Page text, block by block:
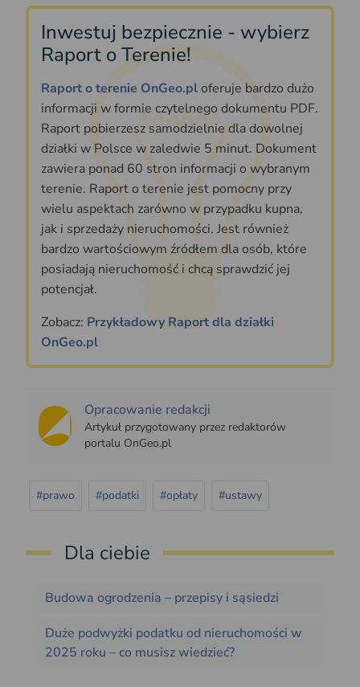
Inwestuj bezpiecznie - wybierz
Raport o Terenie!
Raport o terenie OnGeo.ploferuje bardzo dużo
informacji w formie czytelnego dokumentu PDF.
Raport pobierzesz samodzielnie dla dowolnej
działki w Polsce w zaledwie 5 minut. Dokument
zawiera ponad 60 stron informacji o wybranym
terenie. Raport o terenie jest pomocny przy
wielu aspektach zarówno w przypadku kupna,
jak i sprzedaży nieruchomości. Jest również
bardzo wartościowym źródłem dla osób, które
posiadają nieruchomość i chcą sprawdzić jej
potencjał.
Zobacz: Przykładowy Raport dla działki
OnGeo.pl
Opracowanie redakcji
Artykuł przygotowany przez redaktorów
portalu OnGeo.pl
#prawo #podatki #opłaty #ustawy
Dla ciebie
Budowa ogrodzenia – przepisy i sąsiedzi
Duże podwyżki podatku od nieruchomości w
2025 roku – co musisz wiedzieć?